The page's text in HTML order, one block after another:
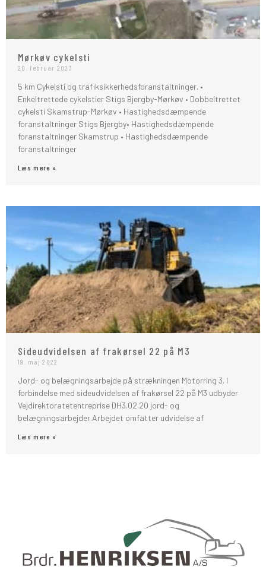
Mørkøv cykelsti
20. februar 2023
5 km Cykelsti og trafiksikkerhedsforanstaltninger. •
Enkeltrettede cykelstier Stigs Bjergby-Mørkøv • Dobbeltrettet
cykelsti Skamstrup-Mørkøv • Hastighedsdæmpende
foranstaltninger Stigs Bjergby• Hastighedsdæmpende
foranstaltninger Skamstrup • Hastighedsdæmpende
foranstaltninger
Læs mere »
Sideudvidelsen af frakørsel 22 på M3
19. maj 2022
Jord- og belægningsarbejde på strækningen Motorring 3. I
forbindelse med sideudvidelsen af frakørsel 22 på M3 udbyder
Vejdirektoratetentreprise DH3.02.20 jord- og
belægningsarbejder.Arbejdet omfatter udvidelse af
Læs mere »